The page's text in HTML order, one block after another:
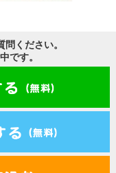
ください。
です。